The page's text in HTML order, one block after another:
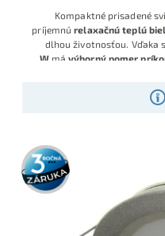
Kompaktné prisadené
príjemnúrelaxačnú teplú
dlhou životnosťou. Vďaka
Wmávýborný pomer
1
3 roky
záruka